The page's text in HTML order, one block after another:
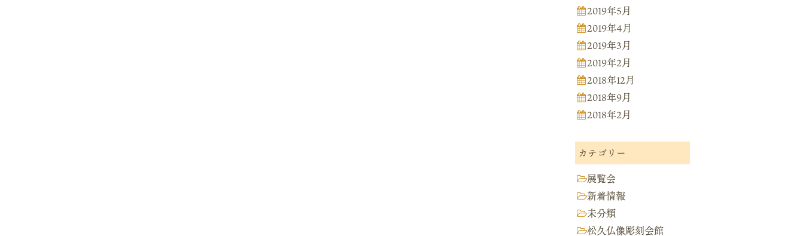
2019年5月
2019年4月
2019年3月
2019年2月
2018年12月
2018年9月
2018年2月
カテゴリー
展覧会
新着情報
未分類
松久仏像彫刻会館